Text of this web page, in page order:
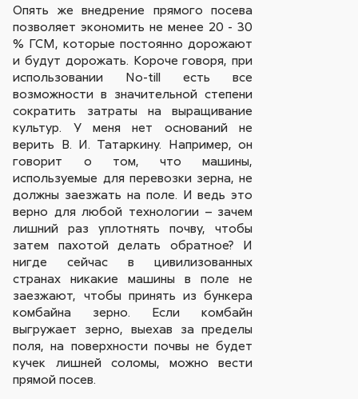
Опять же внедрение прямого посева
позволяет экономить не менее 20 - 30
% ГСМ, которые постоянно дорожают
и будут дорожать. Короче говоря, при
использовании No-till есть все
возможности в значительной степени
сократить затраты на выращивание
культур. У меня нет оснований не
верить В. И. Татаркину. Например, он
говорит о том, что машины,
используемые для перевозки зерна, не
должны заезжать на поле. И ведь это
верно для любой технологии – зачем
лишний раз уплотнять почву, чтобы
затем пахотой делать обратное? И
нигде сейчас в цивилизованных
странах никакие машины в поле не
заезжают, чтобы принять из бункера
комбайна зерно. Если комбайн
выгружает зерно, выехав за пределы
поля, на поверхности почвы не будет
кучек лишней соломы, можно вести
прямой посев.